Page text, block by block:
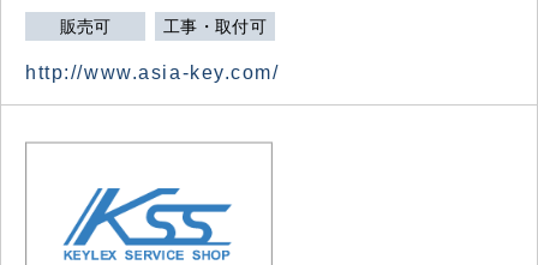
販売可 工事・取付可
http://www.asia-key.com/